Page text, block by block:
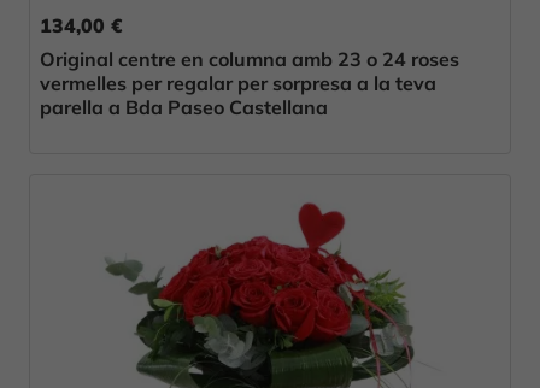
134,00 €
Original centre en columna amb 23 o 24 roses
vermelles per regalar per sorpresa a la teva
parella a Bda Paseo Castellana